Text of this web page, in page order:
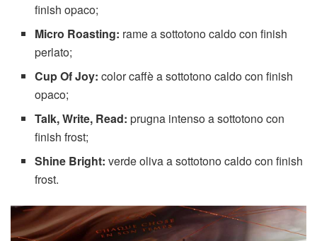
finish opaco;
Micro Roasting: rame a sottotono caldo con finish
perlato;
Cup Of Joy: color caffè a sottotono caldo con finish
opaco;
Talk, Write, Read: prugna intenso a sottotono con
finish frost;
Shine Bright: verde oliva a sottotono caldo con finish
frost.